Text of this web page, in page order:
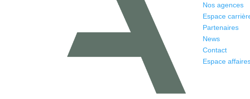
Nos agences
Espace
Partenaires
News
Contact
Espace